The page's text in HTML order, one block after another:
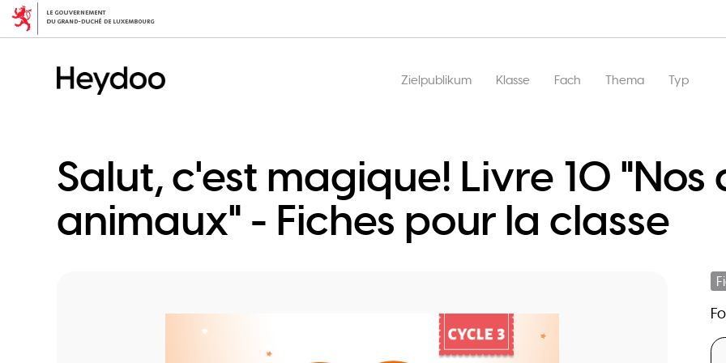
Hauptnavigation
Zielpublikum Klasse Fach Thema Typ
Salut, c'est magique! Livre 10 "Nos
animaux" - Fiches pour la classe